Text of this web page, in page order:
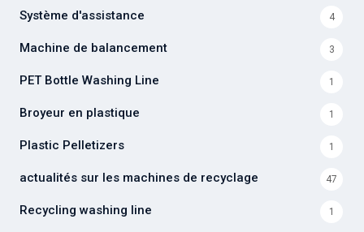
Système d'assistance 4
Machine de balancement 3
PET Bottle Washing Line 1
Broyeur en plastique 1
Plastic Pelletizers 1
actualités sur les machines de recyclage 47
Recycling washing line 1